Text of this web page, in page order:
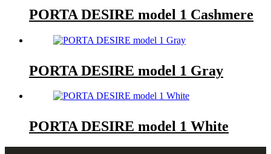
PORTA DESIRE model 1 Cashmere
PORTA DESIRE model 1 Gray
PORTA DESIRE model 1 White